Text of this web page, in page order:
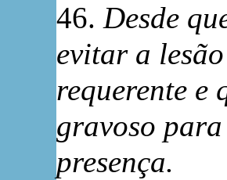
46.Desde
evitar a
requerente e
gravoso
presença.